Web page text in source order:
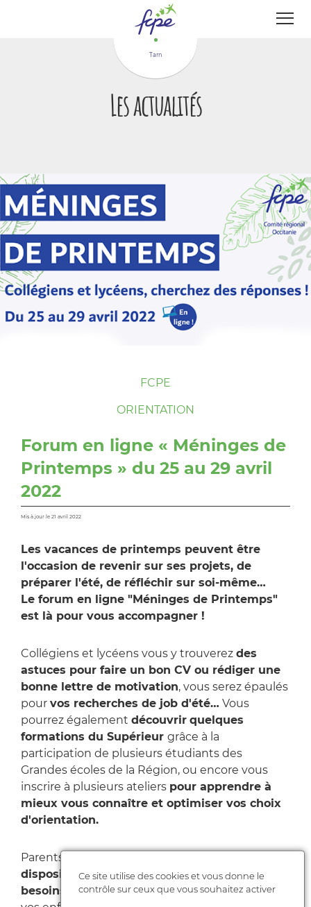
Tarn
Les actualités
FCPE
ORIENTATION
Forum en ligne « Méninges de
Printemps » du 25 au 29 avril
2022
Mis à jour le 21 avril 2022
Les vacances de printemps peuvent être
l'occasion de revenir sur ses projets, de
préparer l'été, de réfléchir sur soi-même…
Le forum en ligne "Méninges de Printemps"
est là pour vous accompagner !
Collégiens et lycéens vous y trouverez des
astuces pour faire un bon CV ou rédiger une
bonne lettre de motivation, vous serez épaulés
pour vos recherches de job d'été… Vous
pourrez également découvrir quelques
formations du Supérieur grâce à la
participation de plusieurs étudiants des
Grandes écoles de la Région, ou encore vous
inscrire à plusieurs ateliers pour apprendre à
mieux vous connaître et optimiser vos choix
d'orientation.
Parents, venez découvrir l'atelier sur
dispositifs d'accompagnement des élèves à
besoins particuliersmais aussi participer avec
Panneau de gestion des cookies
Ce site utilise des cookies et vous donne le
contrôle sur ceux que vous souhaitez activer